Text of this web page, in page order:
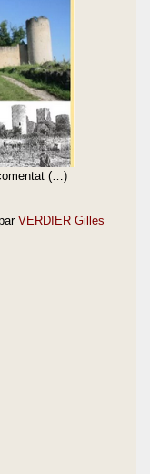
(…)
VERDIER Gilles